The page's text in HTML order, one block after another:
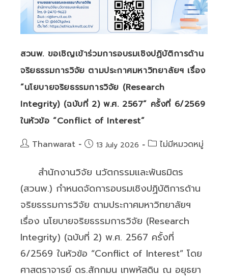
ตลาด
หุ้น)
สวนพ. ขอเชิญเข้าร่วมการอบรมเชิงปฏิบัติการด้าน
จริยธรรมการวิจัย ตามประกาศมหาวิทยาลัยฯ เรื่อง
“นโยบายจริยธรรมการวิจัย (Research
Integrity) (ฉบับที่ 2) พ.ศ. 2567” ครั้งที่ 6/2569
ในหัวข้อ “Conflict of Interest”
PostThanwarat
Post13 July 2026
Postไม่มีหมวดหมู่
สำนักงานวิจัย นวัตกรรมและพันธมิตร
(สวนพ.) กำหนดจัดการอบรมเชิงปฏิบัติการด้าน
จริยธรรมการวิจัย ตามประกาศมหาวิทยาลัยฯ
เรื่อง นโยบายจริยธรรมการวิจัย (Research
Integrity) (ฉบับที่ 2) พ.ศ. 2567 ครั้งที่
6/2569 ในหัวข้อ “Conflict of Interest” โดย
ศาสตราจารย์ ดร.สักกมน เทพหัสดิน ณ อยุธยา